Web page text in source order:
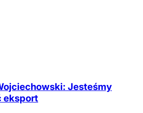
Jesteśmy
eksport